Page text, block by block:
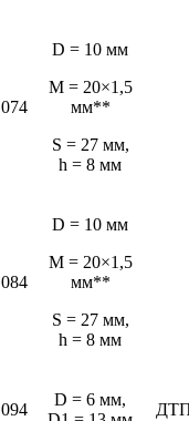
074
D = 10 мм
M = 20×1,5
мм**
S = 27 мм,
h = 8 мм
084
D = 10 мм
M = 20×1,5
мм**
S = 27 мм,
h = 8 мм
094
D = 6 мм,